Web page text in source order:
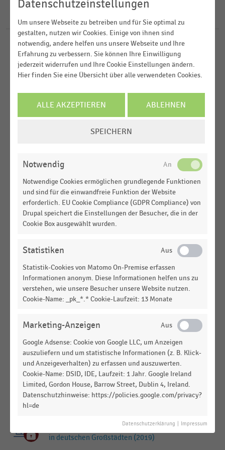
15Ergebnisse für Mülheim
EINKOMMEN, KAUFKRAFT, KONSUM,
LEBENSBEDINGUNGEN|
Kaufkraftkennziffer deutscher Städte mit 100
Tausend bis 200 Tausend Einwohnern (2014-2019)
ARBEITSMARKT|STATISTIK
mit 100 bis 200 Tausend Einwohnern (2019)
DEMOGRAPHIE|STATISTIK
Einwohneranzahl deutscher Städte mit 100
Tausend bis 200 Tausend Einwohnern (2014-2019)
DEUTSCHSPRACHIGER EINZELHANDEL
Lagen deutscher Städte mit 100 bis 200 Tausend
ARBEITSMARKT |STATISTIK
Arbeitslosenquote deutscher Städte mit 100
Tausend bis 200 Tausend Einwohnern (2014-2019)
EINKOMMEN, KAUFKRAFT, KONSUM,
LEBENSBEDINGUNGEN
STATISTIK
Zentralitätskennziffer deutscher Städte mit 100
Tausend bis 200 Tausend Einwohnern (2014-2019)
DEUTSCHSPRACHIGER EINZELHANDEL|STATISTIK
Einzelhandelsmieten für große Flächen in 1a-Lage
in deutschen Großstädten (2018)
Einzelhandelsmieten für große Flächen in 1a-Lage
in deutschen Großstädten (2019)
Deutschsprachiger Einzelhandel
Einkommen, Kaufkraft, Konsum,
Lebensbedingungen
Gesamtwirtschaftliche Rahmenbedingungen
2018
2016
2015
Datenschutzeinstellungen
Um unsere Webseite zu betreiben und für Sie optimal zu
gestalten, nutzen wir Cookies. Einige von ihnen sind
notwendig, andere helfen uns unsere Webseite und Ihre
Erfahrung zu verbessern. Sie können Ihre Einwilligung
jederzeit widerrufen und Ihre Cookie Einstellungen ändern.
Hier finden Sie eine Übersicht über alle verwendeten Cookies.
ALLE AKZEPTIEREN ABLEHNEN
SPEICHERN
Notwendig
Notwendige Cookies ermöglichen grundlegende Funktionen
und sind für die einwandfreie Funktion der Website
erforderlich. EU Cookie Compliance (GDPR Compliance) von
Drupal speichert die Einstellungen der Besucher, die in der
Cookie Box ausgewählt wurden.
Statistiken
Statistik-Cookies von Matomo On-Premise erfassen
Informationen anonym. Diese Informationen helfen uns zu
verstehen, wie unsere Besucher unsere Website nutzen.
Cookie-Name: _pk_*.* Cookie-Laufzeit: 13 Monate
Marketing-Anzeigen
Google Adsense: Cookie von Google LLC, um Anzeigen
auszuliefern und um statistische Informationen (z. B. Klick-
und Anzeigeverhalten) zu erfassen und auszuwerten.
Cookie-Name: DSID, IDE, Laufzeit: 1 Jahr. Google Ireland
Limited, Gordon House, Barrow Street, Dublin 4, Ireland.
Datenschutzhinweise: https://policies.google.com/privacy?
hl=de
Datenschutzerklärung Impressum